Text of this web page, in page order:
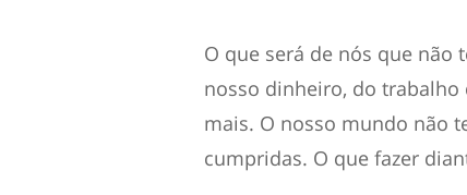
O que será de nós que não
nosso dinheiro, do trabalho
mais. O nosso mundo não
cumpridas. O que fazer